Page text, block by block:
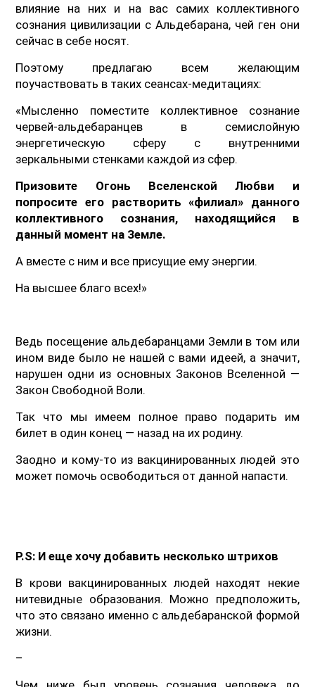
влияние на них и на вас самих коллективного
сознания цивилизации с Альдебарана, чей ген они
сейчас в себе носят.
Поэтому предлагаю всем желающим
поучаствовать в таких сеансах-медитациях:
«Мысленно поместите коллективное сознание
червей-альдебаранцев в семислойную
энергетическую сферу с внутренними
зеркальными стенками каждой из сфер.
Призовите Огонь Вселенской Любви и
попросите его растворить «филиал» данного
коллективного сознания, находящийся в
данный момент на Земле.
А вместе с ним и все присущие ему энергии.
На высшее благо всех!»
Ведь посещение альдебаранцами Земли в том или
ином виде было не нашей с вами идеей, а значит,
нарушен одни из основных Законов Вселенной —
Закон Свободной Воли.
Так что мы имеем полное право подарить им
билет в один конец — назад на их родину.
Заодно и кому-то из вакцинированных людей это
может помочь освободиться от данной напасти.
P.S: И еще хочу добавить несколько штрихов
В крови вакцинированных людей находят некие
нитевидные образования. Можно предположить,
что это связано именно с альдебаранской формой
жизни.
–